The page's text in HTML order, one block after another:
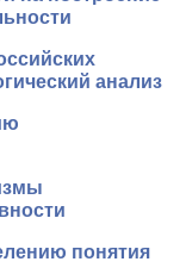
анализ
понятия